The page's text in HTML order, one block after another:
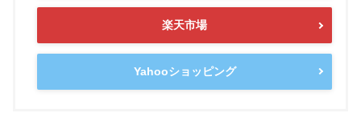
楽天市場
Yahooショッピング